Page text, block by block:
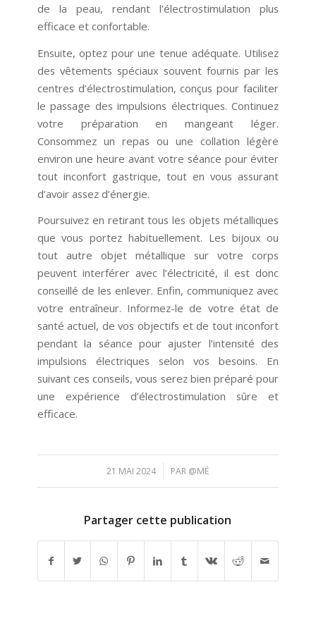
de la peau, rendant l’électrostimulation plus
efficace et confortable.
Ensuite, optez pour une tenue adéquate. Utilisez
des vêtements spéciaux souvent fournis par les
centres d’électrostimulation, conçus pour faciliter
le passage des impulsions électriques. Continuez
votre préparation en mangeant léger.
Consommez un repas ou une collation légère
environ une heure avant votre séance pour éviter
tout inconfort gastrique, tout en vous assurant
d’avoir assez d’énergie.
Poursuivez en retirant tous les objets métalliques
que vous portez habituellement. Les bijoux ou
tout autre objet métallique sur votre corps
peuvent interférer avec l’électricité, il est donc
conseillé de les enlever. Enfin, communiquez avec
votre entraîneur. Informez-le de votre état de
santé actuel, de vos objectifs et de tout inconfort
pendant la séance pour ajuster l’intensité des
impulsions électriques selon vos besoins. En
suivant ces conseils, vous serez bien préparé pour
une expérience d’électrostimulation sûre et
efficace.
21 MAI 2024
/ PAR @MÉ
Partager cette publication